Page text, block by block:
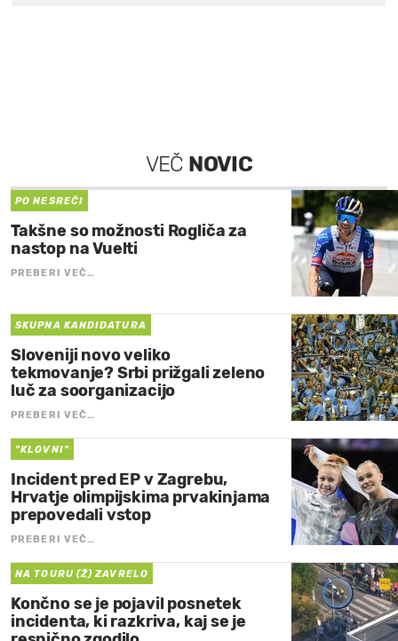
VEČ NOVIC
PO NESREČI
Takšne so možnosti Rogliča za
nastop na Vuelti
PREBERI VEČ…
SKUPNA KANDIDATURA
Sloveniji novo veliko
tekmovanje? Srbi prižgali zeleno
luč za soorganizacijo
PREBERI VEČ…
"KLOVNI"
Incident pred EP v Zagrebu,
Hrvatje olimpijskima prvakinjama
prepovedali vstop
PREBERI VEČ…
NA TOURU (Ž) ZAVRELO
Končno se je pojavil posnetek
incidenta, ki razkriva, kaj se je